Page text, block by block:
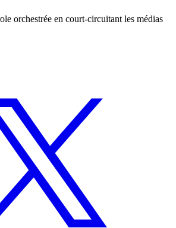
orchestrée en court-circuitant les médias